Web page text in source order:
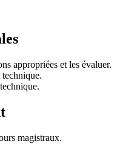
appropriées et les évaluer.
magistraux.